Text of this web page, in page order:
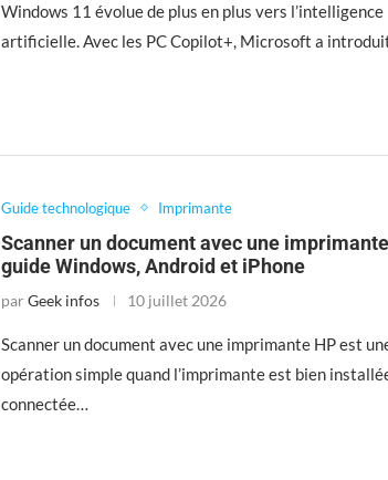
Windows 11 évolue de plus en plus vers l’intelligence
artificielle. Avec les PC Copilot+, Microsoft a
Guide technologique Imprimante
Scanner un document avec une
guide Windows, Android et iPhone
par Geek infos 10 juillet 2026
Scanner un document avec une imprimante HP est
opération simple quand l’imprimante est bien
connectée…